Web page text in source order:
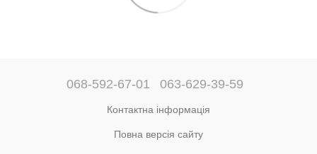
068-592-67-01 063-629-39-59
Контактна інформація
Повна версія сайту